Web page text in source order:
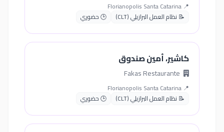
📍 Florianopolis Santa Catarina
📝 نظام العمل البرازيلي (CLT)
🕒 حضوري
كاشير، أمين صندوق
📍 Florianopolis Santa Catarina
📝 نظام العمل البرازيلي (CLT)
🕒 حضوري